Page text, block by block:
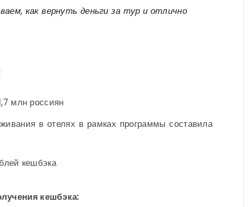
как вернуть деньги за тур и отлично
млн россиян
в отелях в рамках программы составила
кешбэка
кешбэка: